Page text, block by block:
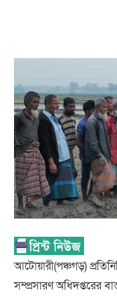
আটোয়ারী(পঞ্চগড়)
সম্প্রসারণ অধিদপ্তরের